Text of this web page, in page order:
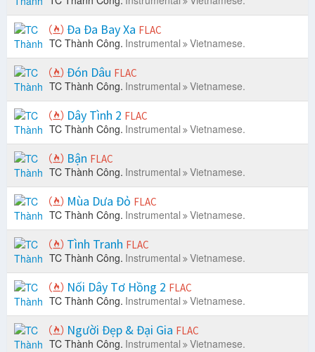
Đa Đa Bay Xa FLAC
TC Thành Công. Instrumental Vietnamese.
Đón Dâu FLAC
TC Thành Công. Instrumental Vietnamese.
Dây Tình 2 FLAC
TC Thành Công. Instrumental Vietnamese.
Bận FLAC
TC Thành Công. Instrumental Vietnamese.
Mùa Dưa Đỏ FLAC
TC Thành Công. Instrumental Vietnamese.
Tình Tranh FLAC
TC Thành Công. Instrumental Vietnamese.
Nối Dây Tơ Hồng 2 FLAC
TC Thành Công. Instrumental Vietnamese.
Người Đẹp & Đại Gia FLAC
TC Thành Công. Instrumental Vietnamese.